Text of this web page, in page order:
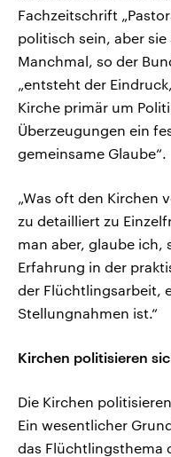
Fachzeitschrift
politisch sein, aber
Manchmal, so der
„entsteht der
Kirche primär um
Überzeugungen ein
gemeinsame Glaube“.
„Was oft den Kirchen
zu detailliert zu
man aber, glaube ich,
Erfahrung in der
der Flüchtlingsarbeit,
Stellungnahmen ist.“
Kirchen politisieren
Die Kirchen
Ein wesentlicher
das Flüchtlingsthema